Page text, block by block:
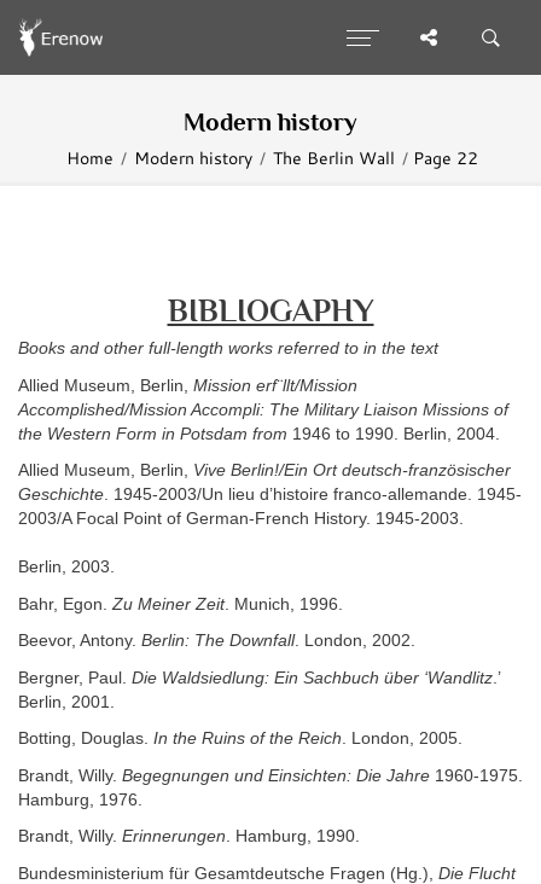
Modern history
Home Modern history The Berlin Wall Page 22
BIBLIOGAPHY
Books and other full-length works referred to in the text
Allied Museum, Berlin, Mission erf¨llt/Mission
Accomplished/Mission Accompli: The Military Liaison Missions of
the Western Form in Potsdam from 1946 to 1990. Berlin, 2004.
Allied Museum, Berlin, Vive Berlin!/Ein Ort deutsch-französischer
Geschichte. 1945-2003/Un lieu d’histoire franco-allemande. 1945-
2003/A Focal Point of German-French History. 1945-2003.
Berlin, 2003.
Bahr, Egon. Zu Meiner Zeit. Munich, 1996.
Beevor, Antony. Berlin: The Downfall. London, 2002.
Bergner, Paul. Die Waldsiedlung: Ein Sachbuch über ‘Wandlitz .’
Berlin, 2001.
Botting, Douglas. In the Ruins of the Reich. London, 2005.
Brandt, Willy. Begegnungen und Einsichten: Die Jahre 1960-1975.
Hamburg, 1976.
Brandt, Willy. Erinnerungen. Hamburg, 1990.
Bundesministerium für Gesamtdeutsche Fragen (Hg.), Die Flucht